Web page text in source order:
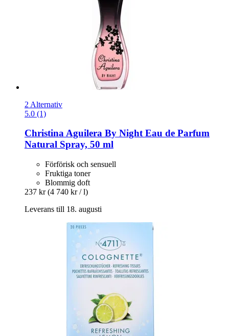
2 Alternativ
5.0 (1)
Christina Aguilera By Night Eau de Parfum
Natural Spray, 50 ml
Förförisk och sensuell
Fruktiga toner
Blommig doft
237 kr (4 740 kr / l)
Leverans till 18. augusti